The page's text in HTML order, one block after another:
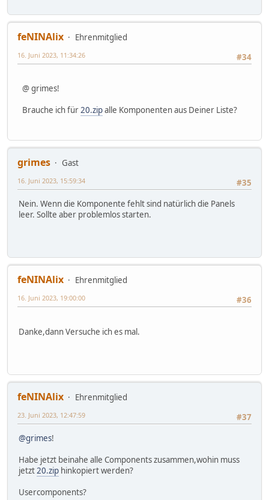
feNINAlix
Ehrenmitglied
#34
16. Juni 2023, 11:34:26
@ grimes!
Brauche ich für20.zipalle Komponenten aus Deiner Liste?
grimes
Gast
#35
16. Juni 2023, 15:59:34
Nein. Wenn die Komponente fehlt sind natürlich die Panels
leer. Sollte aber problemlos starten.
feNINAlix
Ehrenmitglied
#36
16. Juni 2023, 19:00:00
Danke,dann Versuche ich es mal.
feNINAlix
Ehrenmitglied
#37
23. Juni 2023, 12:47:59
@grimes!
Habe jetzt beinahe alle Components zusammen,wohin muss
jetzt20.zip hinkopiert werden?
Usercomponents?